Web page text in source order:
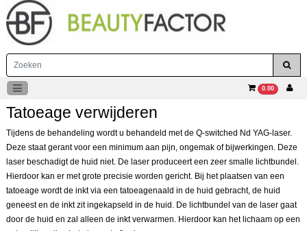
0.00
Tatoeage verwijderen
Tijdens de behandeling wordt u behandeld met de Q-switched Nd YAG-laser.
Deze staat gerant voor een minimum aan pijn, ongemak of bijwerkingen. Deze
laser beschadigt de huid niet. De laser produceert een zeer smalle lichtbundel.
Hierdoor kan er met grote precisie worden gericht. Bij het plaatsen van een
tatoeage wordt de inkt via een tatoeagenaald in de huid gebracht, de huid
geneest en de inkt zit ingekapseld in de huid. De lichtbundel van de laser gaat
door de huid en zal alleen de inkt verwarmen. Hierdoor kan het lichaam op een